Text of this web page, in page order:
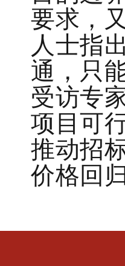
要求，
人士指
通，只
受访专
项目可
推动招
价格回